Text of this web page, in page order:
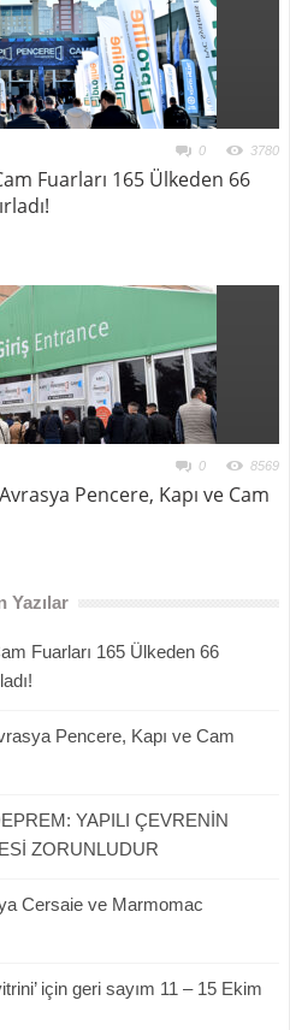
0 3780
Fuarları 165 Ülkeden 66
0 8569
Pencere, Kapı ve Cam
Yazılar
Fuarları 165 Ülkeden 66
Pencere, Kapı ve Cam
YAPILI ÇEVRENİN
ZORUNLUDUR
Cersaie ve Marmomac
için geri sayım 11 – 15 Ekim